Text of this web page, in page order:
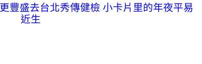
豐盛去台北秀傳健檢 小卡片里的年夜平易
近生